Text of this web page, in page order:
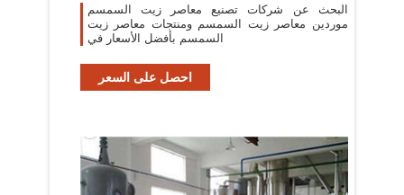
البحث عن شركات تصنيع معاصر زيت السمسم
موردين معاصر زيت السمسم ومنتجات معاصر زيت
السمسم بأفضل الأسعار في
احصل على السعر